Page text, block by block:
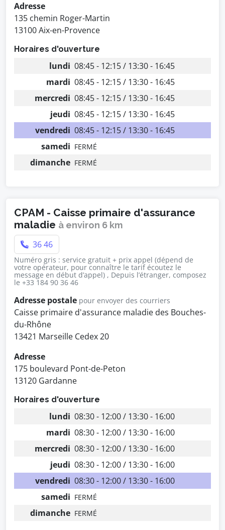
Adresse
135 chemin Roger-Martin
13100 Aix-en-Provence
Horaires d'ouverture
lundi 08:45 - 12:15 / 13:30 - 16:45
mardi 08:45 - 12:15 / 13:30 - 16:45
mercredi 08:45 - 12:15 / 13:30 - 16:45
jeudi 08:45 - 12:15 / 13:30 - 16:45
vendredi 08:45 - 12:15 / 13:30 - 16:45
samedi FERMÉ
dimanche FERMÉ
CPAM - Caisse primaire d'assurance
maladie à environ 6 km
36 46
Numéro gris : service gratuit + prix appel (dépend de
votre opérateur, pour connaître le tarif écoutez le
message en début d’appel) , Depuis l’étranger, composez
le +33 184 90 36 46
Adresse postale pour envoyer des courriers
Caisse primaire d'assurance maladie des Bouches-
du-Rhône
13421 Marseille Cedex 20
Adresse
175 boulevard Pont-de-Peton
13120 Gardanne
Horaires d'ouverture
lundi 08:30 - 12:00 / 13:30 - 16:00
mardi 08:30 - 12:00 / 13:30 - 16:00
mercredi 08:30 - 12:00 / 13:30 - 16:00
jeudi 08:30 - 12:00 / 13:30 - 16:00
vendredi 08:30 - 12:00 / 13:30 - 16:00
samedi FERMÉ
dimanche FERMÉ